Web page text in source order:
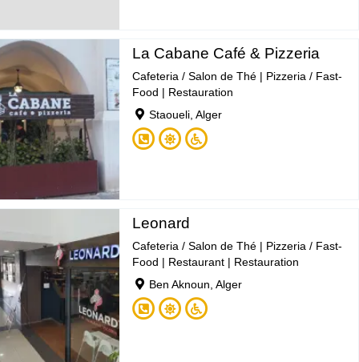
La Cabane Café & Pizzeria
Cafeteria / Salon de Thé | Pizzeria / Fast-
Food | Restauration
Staoueli, Alger
Leonard
Cafeteria / Salon de Thé | Pizzeria / Fast-
Food | Restaurant | Restauration
Ben Aknoun, Alger